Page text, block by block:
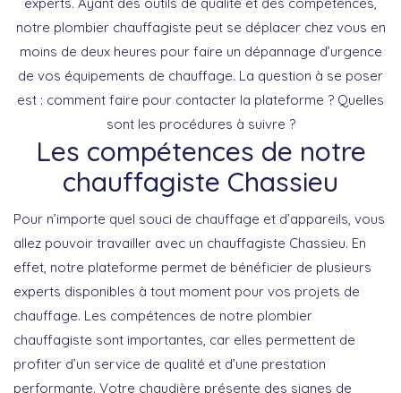
notre plombier chauffagiste peut se déplacer chez vous en
moins de deux heures pour faire un dépannage d’urgence
de vos équipements de chauffage. La question à se poser
est : comment faire pour contacter la plateforme ? Quelles
sont les procédures à suivre ?
Les compétences de notre
chauffagiste Chassieu
Pour n’importe quel souci de chauffage et d’appareils, vous
allez pouvoir travailler avec un chauffagiste Chassieu. En
effet, notre plateforme permet de bénéficier de plusieurs
experts disponibles à tout moment pour vos projets de
chauffage. Les compétences de notre plombier
chauffagiste sont importantes, car elles permettent de
profiter d’un service de qualité et d’une prestation
performante. Votre chaudière présente des signes de